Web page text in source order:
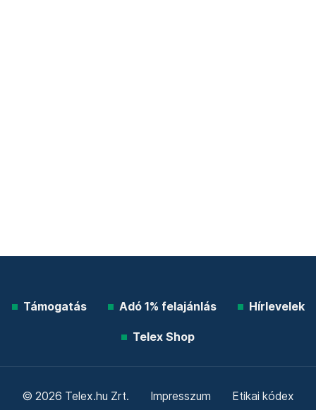
Támogatás Adó 1% felajánlás Hírlevelek
Telex Shop
© 2026 Telex.hu Zrt. Impresszum Etikai kódex